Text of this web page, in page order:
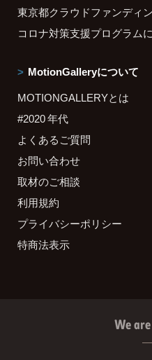
東京都クラウドファンディ
コロナ対策支援プログラム
MotionGalleryについて
MOTIONGALLERYとは
#2020 年代
よくあるご質問
お問い合わせ
取材のご相談
利用規約
プライバシーポリシー
特商法表示
We